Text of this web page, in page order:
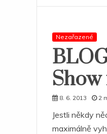
Nezařazené
8. 6. 2013 2
Jestli někdy
maximálně